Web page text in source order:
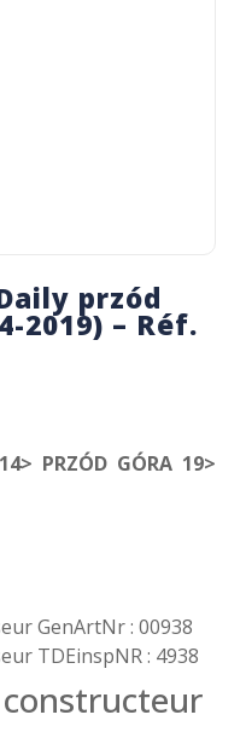
przód
2019) – Réf.
PRZÓD GÓRA 19>
GenArtNr : 00938
TDEinspNR : 4938
constructeur